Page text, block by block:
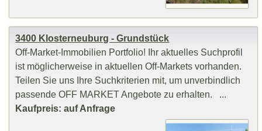
3400 Klosterneuburg - Grundstück
Off-Market-Immobilien Portfolio! Ihr aktuelles Suchprofil
ist möglicherweise in aktuellen Off-Markets vorhanden.
Teilen Sie uns Ihre Suchkriterien mit, um unverbindlich
passende OFF MARKET Angebote zu erhalten. ...
Kaufpreis: auf Anfrage